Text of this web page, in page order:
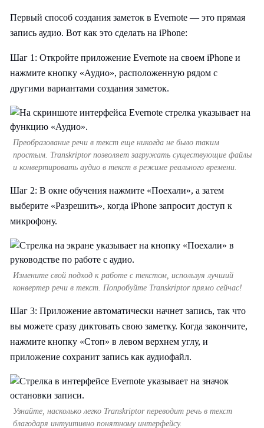
Первый способ создания заметок в Evernote — это прямая
запись аудио. Вот как это сделать на iPhone:
Шаг 1: Откройте приложение Evernote на своем iPhone и
нажмите кнопку «Аудио», расположенную рядом с
другими вариантами создания заметок.
Преобразование речи в текст еще никогда не было таким
простым. Transkriptor позволяет загружать существующие файлы
и конвертировать аудио в текст в режиме реального времени.
Шаг 2: В окне обучения нажмите «Поехали», а затем
выберите «Разрешить», когда iPhone запросит доступ к
микрофону.
Измените свой подход к работе с текстом, используя лучший
конвертер речи в текст. Попробуйте Transkriptor прямо сейчас!
Шаг 3: Приложение автоматически начнет запись, так что
вы можете сразу диктовать свою заметку. Когда закончите,
нажмите кнопку «Стоп» в левом верхнем углу, и
приложение сохранит запись как аудиофайл.
Узнайте, насколько легко Transkriptor переводит речь в текст
благодаря интуитивно понятному интерфейсу.